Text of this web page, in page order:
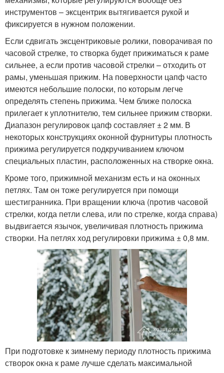
инструментов – эксцентрик вытягивается рукой и
фиксируется в нужном положении.
Если сдвигать эксцентриковые ролики, поворачивая по
часовой стрелке, то створка будет прижиматься к раме
сильнее, а если против часовой стрелки – отходить от
рамы, уменьшая прижим. На поверхности цапф часто
имеются небольшие полоски, по которым легче
определять степень прижима. Чем ближе полоска
прилегает к уплотнителю, тем сильнее прижим створки.
Диапазон регулировок цапф составляет ± 2 мм. В
некоторых конструкциях оконной фурнитуры плотность
прижима регулируется подкручиванием ключом
специальных пластин, расположенных на створке окна.
Кроме того, прижимной механизм есть и на оконных
петлях. Там он тоже регулируется при помощи
шестигранника. При вращении ключа (против часовой
стрелки, когда петли слева, или по стрелке, когда справа)
выдвигается язычок, увеличивая плотность прижима
створки. На петлях ход регулировки прижима ± 0,8 мм.
При подготовке к зимнему периоду плотность прижима
створок окна к раме лучше сделать максимальной